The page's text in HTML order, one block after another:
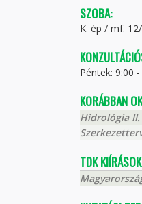
SZOBA:
K. ép / mf.
Péntek: 9:00
KORÁBBAN
Hidrológia II.
TDK KIÍRÁSOK